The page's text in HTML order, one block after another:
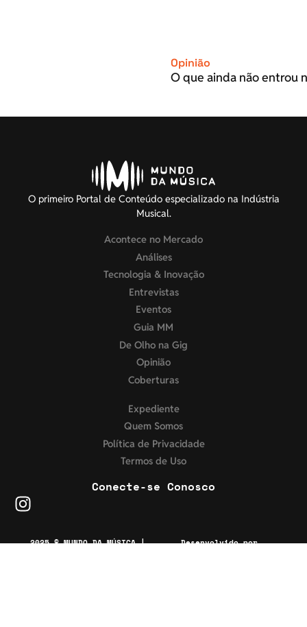
Opinião
O que ainda não entrou
O primeiro Portal de Conteúdo especializado na Indústria
Musical.
Acontece no Mercado
Análises
Tecnologia & Inovação
Entrevistas
Eventos
Guia MM
De Olho na Gig
Opinião
Coberturas
Expediente
Quem Somos
Política de Privacidade
Termos de Uso
Conecte-se Conosco
2025 © MUNDO DA MÚSICA | Desenvolvido por